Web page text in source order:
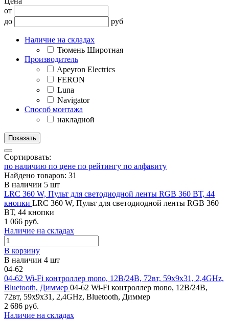
от
до
руб
Наличие на складах
Тюмень Широтная
Производитель
Apeyron Electrics
FERON
Luna
Navigator
Способ монтажа
накладной
Сортировать:
по наличию по цене по рейтингу по алфавиту
Найдено товаров: 31
В наличии 5 шт
LRC 360 W, Пульт для светодиодной ленты RGB 360 ВТ, 44
кнопки LRC 360 W, Пульт для светодиодной ленты RGB 360
ВТ, 44 кнопки
1 066 руб.
Наличие на складах
В корзину
В наличии 4 шт
04-62
04-62 Wi-Fi контроллер mono, 12В/24В, 72вт, 59x9x31, 2,4GHz,
Bluetooth, Диммер 04-62 Wi-Fi контроллер mono, 12В/24В,
72вт, 59x9x31, 2,4GHz, Bluetooth, Диммер
2 686 руб.
Наличие на складах